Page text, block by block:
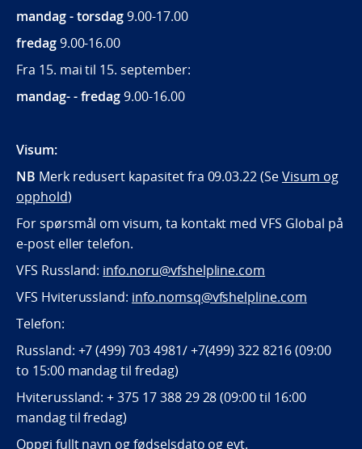
mandag - torsdag9.00-17.00
fredag9.00-16.00
Fra 15. mai til 15. september:
mandag- - fredag9.00-16.00
Visum:
NB Merk redusert kapasitet fra 09.03.22 (SeVisum og
opphold)
For spørsmål om visum, ta kontakt med VFS Global på
e-post eller telefon.
VFS Russland: info.noru@vfshelpline.com
VFS Hviterussland: info.nomsq@vfshelpline.com
Telefon:
Russland: +7 (499) 703 4981/ +7(499) 322 8216 (09:00
to 15:00 mandag til fredag)
Hviterussland: + 375 17 388 29 28 (09:00 til 16:00
mandag til fredag)
Oppgi fullt navn og fødselsdato og evt.